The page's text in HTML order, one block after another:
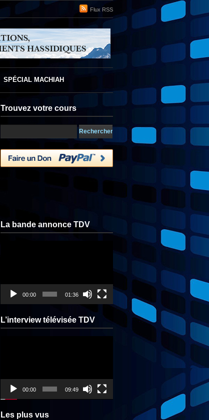
Flux RSS
SPÉCIAL MACHIAH
Trouvez votre cours
La bande annonce TDV
00:00 01:36
L’interview télévisée TDV
00:00 09:49
Les plus vus